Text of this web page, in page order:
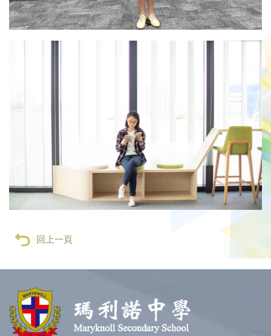
回上一頁